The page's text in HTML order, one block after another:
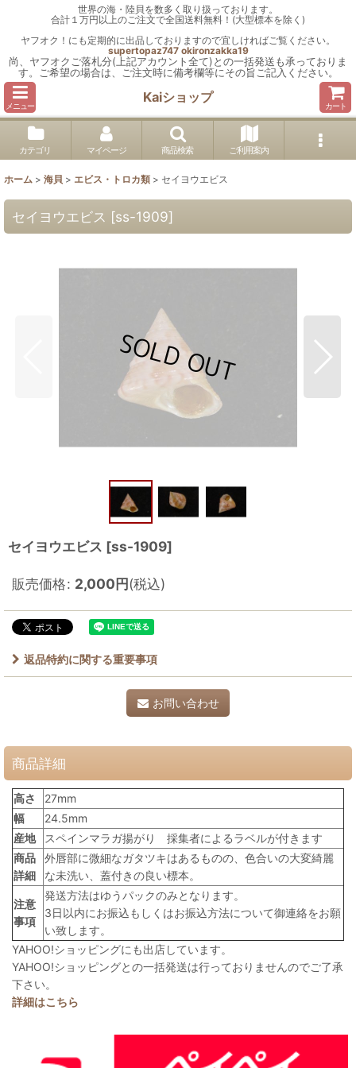
世界の海・陸貝を数多く取り扱っております。
合計１万円以上のご注文で全国送料無料！(大型標本を除く)
ヤフオク！にも定期的に出品しておりますので宜しければご覧ください。
supertopaz747 okironzakka19
尚、ヤフオクご落札分(上記アカウント全て)との一括発送も承っておりま
す。ご希望の場合は、ご注文時に備考欄等にその旨ご記入ください。
メニュー
Kaiショップ
カート
カテゴリ マイページ 商品検索 ご利用案内
ホーム > 海貝 > エビス・トロカ類 > セイヨウエビス
セイヨウエビス [ss-1909]
セイヨウエビス [ss-1909]
販売価格: 2,000円(税込)
返品特約に関する重要事項
お問い合わせ
商品詳細
高さ
27mm
幅
24.5mm
産地
スペインマラガ揚がり 採集者によるラベルが付きます
商品
詳細
外唇部に微細なガタツキはあるものの、色合いの大変綺麗
な未洗い、蓋付きの良い標本。
注意
事項
発送方法はゆうパックのみとなります。
3日以内にお振込もしくはお振込方法について御連絡をお願
い致します。
YAHOO!ショッピングにも出店しています。
YAHOO!ショッピングとの一括発送は行っておりませんのでご了承
下さい。
詳細はこちら